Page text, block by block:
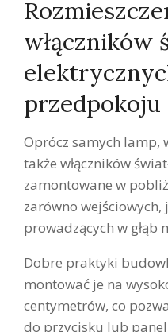
włączników
przedpokoju
Oprócz samych lamp,
także włączników
zamontowane w
zarówno wejściowych,
prowadzących w głąb
Dobre praktyki
montować je na
centymetrów, co
do przycisku lub